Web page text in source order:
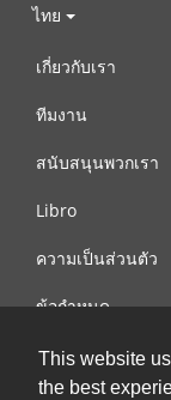
This website
the best
ไทย
เกี่ยวกับเรา
ทีมงาน
สนับสนุนพวกเรา
Libro
ความเป็นส่วนตัว
ข้อกำหนด
ติดต่อเรา